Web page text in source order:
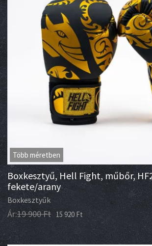
Több méretben
Boxkesztyű, Hell Fight, műbőr,
fekete/arany
Boxkesztyűk
Ár:19 900Ft 15 920 Ft